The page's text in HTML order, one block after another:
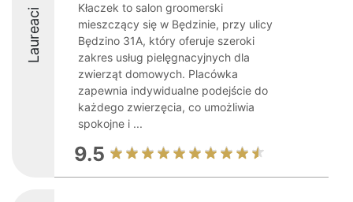
Laureaci
Kłaczek to salon groomerski
mieszczący się w Będzinie, przy ulicy
Będzino 31A, który oferuje szeroki
zakres usług pielęgnacyjnych dla
zwierząt domowych. Placówka
zapewnia indywidualne podejście do
każdego zwierzęcia, co umożliwia
spokojne i ...
9.5